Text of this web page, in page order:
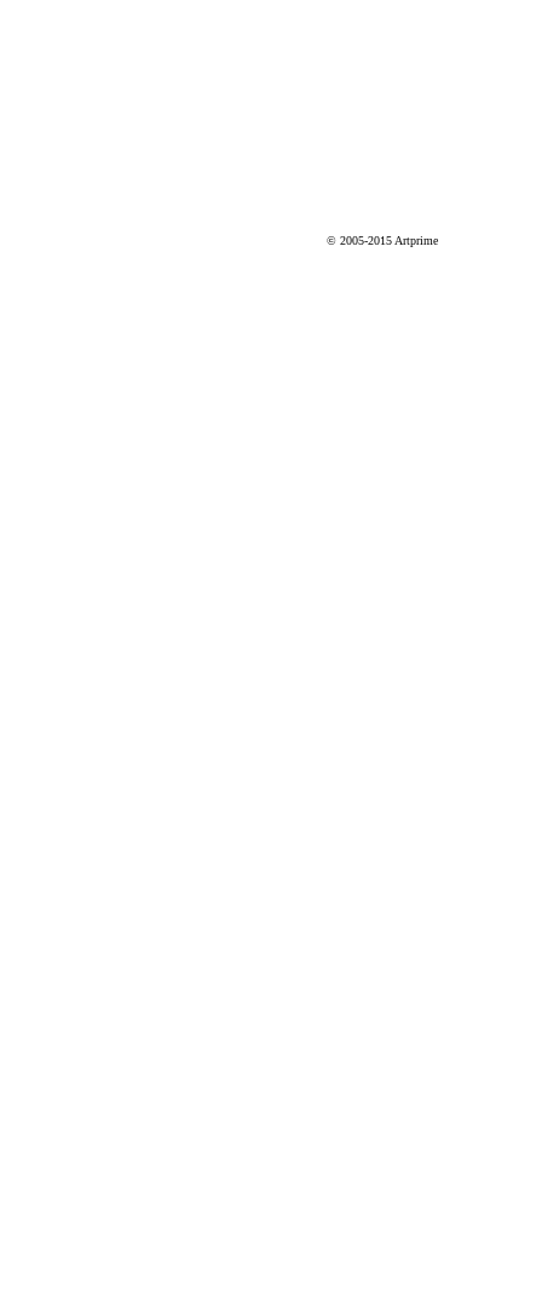
© 2005-2015 Artprime